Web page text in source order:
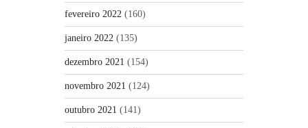
fevereiro 2022 (160)
janeiro 2022 (135)
dezembro 2021 (154)
novembro 2021 (124)
outubro 2021 (141)